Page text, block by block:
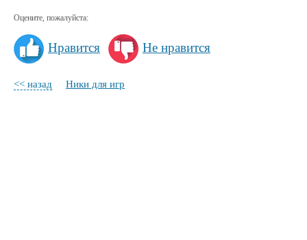
Оцените, пожалуйста:
Нравится Не нравится
<< назад Ники для игр